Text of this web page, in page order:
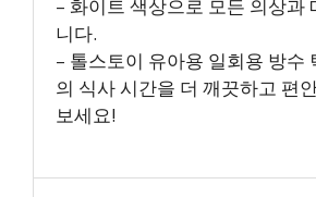
– 화이트 색상으로 모든 의상과
니다.
– 톨스토이 유아용 일회용 방수
의 식사 시간을 더 깨끗하고 편
보세요!